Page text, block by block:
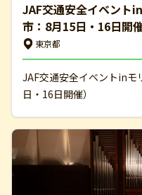
JAF交通安全イベント
市：8月15日・16日開催
東京都
JAF交通安全イベントinモ
日・16日開催）